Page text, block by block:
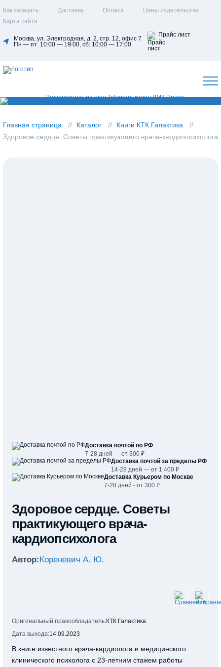
Как заказать Доставка Оплата
Цены издательства
Карта сайта
Москва, ул. Электродная, д. 2, стр. 12, офис 7
Пн — пт: 10:00 — 19:00, сб: 10:00 — 17:00
Прайс лист
Главная страница Каталог
Книги КТК Галактика
Здоровое сердце. Советы практикующего врача-кардиопсихолога
Доставка почтой по РФ
7-28 дней — от 300 ₽
Доставка почтой за пределы РФ
14-28 дней — от 1 400 ₽
Доставка Курьером по Москве
7-28 дней - от 300 ₽
Здоровое сердце. Советы
практикующего врача-
кардиопсихолога
Автор:Кореневич А. Ю.
Оригинальный правообладатель:КТК Галактика
Дата выхода:14.09.2023
В книге известного врача-кардиолога и медицинского
клинического психолога с 23-летним стажем работы